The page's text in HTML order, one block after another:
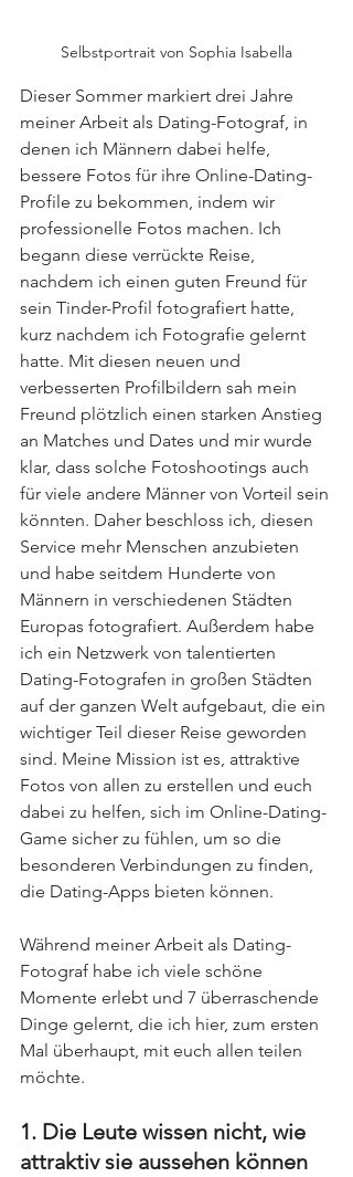
Selbstportrait von Sophia Isabella
Dieser Sommer markiert drei Jahre
meiner Arbeit als Dating-Fotograf, in
denen ich Männern dabei helfe,
bessere Fotos für ihre Online-Dating-
Profile zu bekommen, indem wir
professionelle Fotos machen. Ich
begann diese verrückte Reise,
nachdem ich einen guten Freund für
sein Tinder-Profil fotografiert hatte,
kurz nachdem ich Fotografie gelernt
hatte. Mit diesen neuen und
verbesserten Profilbildern sah mein
Freund plötzlich einen starken Anstieg
an Matches und Dates und mir wurde
klar, dass solche Fotoshootings auch
für viele andere Männer von Vorteil sein
könnten. Daher beschloss ich, diesen
Service mehr Menschen anzubieten
und habe seitdem Hunderte von
Männern in verschiedenen Städten
Europas fotografiert. Außerdem habe
ich ein Netzwerk von talentierten
Dating-Fotografen in großen Städten
auf der ganzen Welt aufgebaut, die ein
wichtiger Teil dieser Reise geworden
sind. Meine Mission ist es, attraktive
Fotos von allen zu erstellen und euch
dabei zu helfen, sich im Online-Dating-
Game sicher zu fühlen, um so die
besonderen Verbindungen zu finden,
die Dating-Apps bieten können.
Während meiner Arbeit als Dating-
Fotograf habe ich viele schöne
Momente erlebt und 7 überraschende
Dinge gelernt, die ich hier, zum ersten
Mal überhaupt, mit euch allen teilen
möchte.
1. Die Leute wissen nicht, wie
attraktiv sie aussehen können